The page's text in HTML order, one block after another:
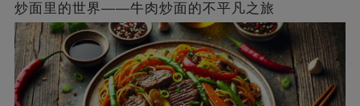
炒面里的世界——牛肉炒面的不平凡之旅